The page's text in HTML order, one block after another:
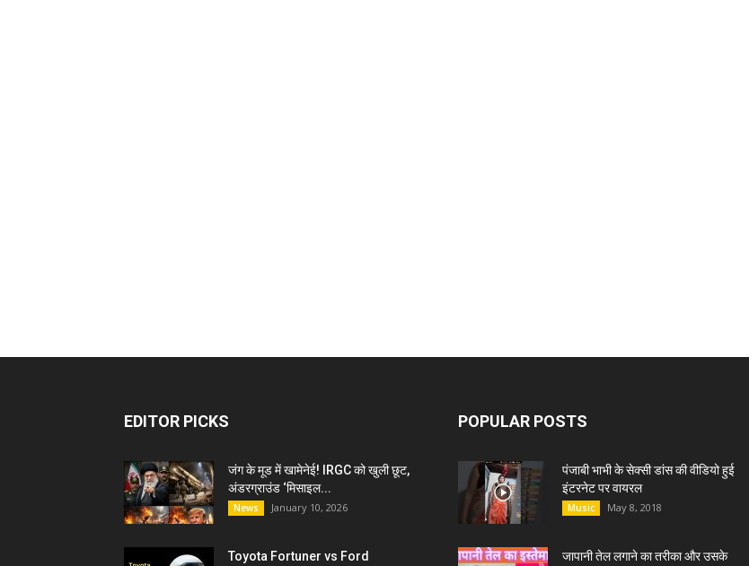
EDITOR PICKS
जंग के मूड में खामेनेई! IRGC को खुली छूट,
अंडरग्राउंड ‘मिसाइल...
News January 10, 2026
Toyota Fortuner vs Ford
POPULAR POSTS
पंजाबी भाभी के सेक्सी डांस की वीडियो हुई
इंटरनेट पर वायरल
Music May 8, 2018
जापानी तेल लगाने का तरीका और उसके